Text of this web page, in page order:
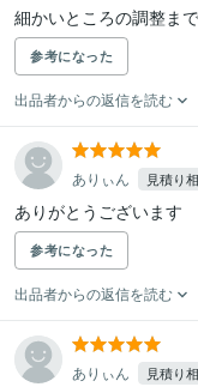
細かいところの調整ま
参考になった
出品者からの返信を読む
ありぃん 見積り
ありがとうございます
参考になった
出品者からの返信を読む
ありぃん 見積り